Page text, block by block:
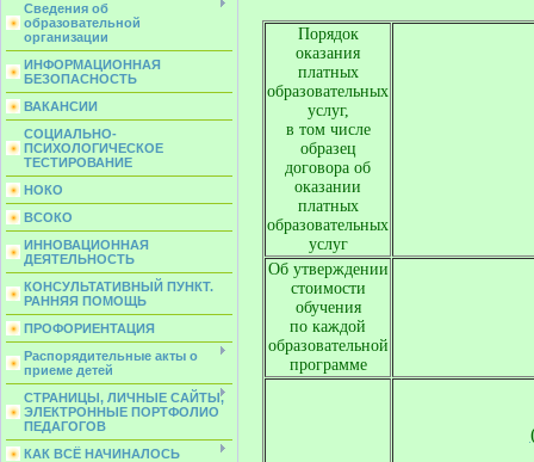
Сведения об
образовательной
организации
ИНФОРМАЦИОННАЯ
БЕЗОПАСНОСТЬ
ВАКАНСИИ
СОЦИАЛЬНО-
ПСИХОЛОГИЧЕСКОЕ
ТЕСТИРОВАНИЕ
НОКО
ВСОКО
ИННОВАЦИОННАЯ
ДЕЯТЕЛЬНОСТЬ
КОНСУЛЬТАТИВНЫЙ ПУНКТ.
РАННЯЯ ПОМОЩЬ
ПРОФОРИЕНТАЦИЯ
Распорядительные акты о
приеме детей
СТРАНИЦЫ, ЛИЧНЫЕ САЙТЫ,
ЭЛЕКТРОННЫЕ ПОРТФОЛИО
ПЕДАГОГОВ
КАК ВСЁ НАЧИНАЛОСЬ
Порядок
оказания
платных
образовательных
услуг,
в том числе
образец
договора об
оказании
платных
образовательных
услуг
Об утверждении
стоимости
обучения
по каждой
образовательной
программе